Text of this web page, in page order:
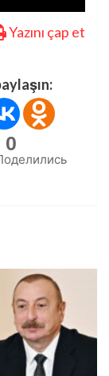
Yazını çap et
0